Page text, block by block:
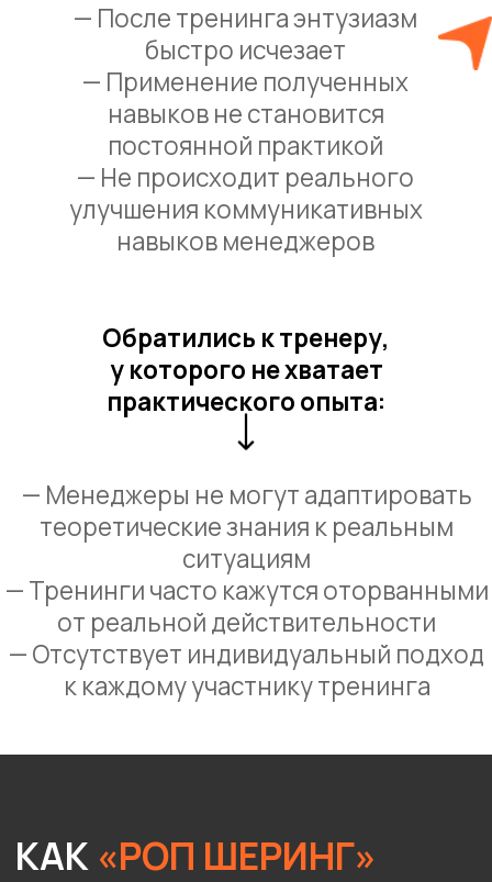
«РОП ШЕРИНГ»
ДОСТИГАЕТ
РЕЗУЛЬТАТОВ В
ПРОДАЖАХ:
МЕНЕДЖЕР ПО
скриптов, формирует отчеты
Осуществляет контроль,
соблюдение инструкций,
проводит планерки и обучение
ваших менеджеров